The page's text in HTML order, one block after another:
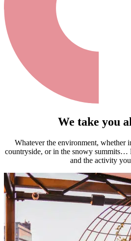
We take you
Whatever the environment, whether
countryside, or in the snowy summits…
and the activity